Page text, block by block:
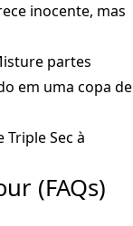
inocente, mas
partes
em uma copa de
Sec à
(FAQs)